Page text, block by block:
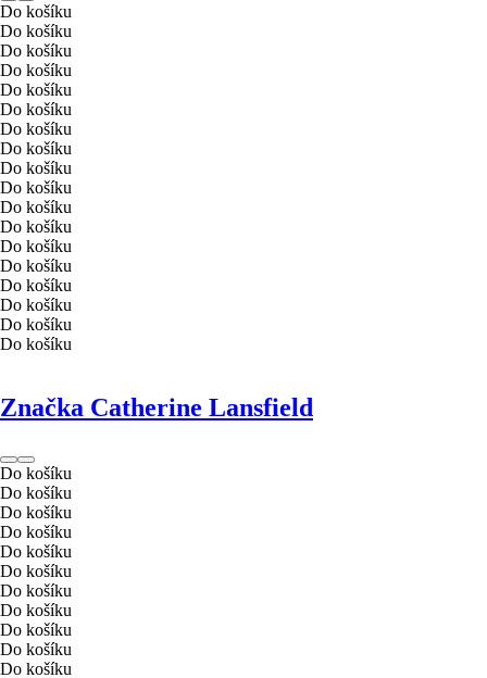
Do košíku
Do košíku
Do košíku
Do košíku
Do košíku
Do košíku
Do košíku
Do košíku
Do košíku
Do košíku
Do košíku
Do košíku
Do košíku
Do košíku
Do košíku
Do košíku
Do košíku
Do košíku
Značka Catherine Lansfield
Do košíku
Do košíku
Do košíku
Do košíku
Do košíku
Do košíku
Do košíku
Do košíku
Do košíku
Do košíku
Do košíku